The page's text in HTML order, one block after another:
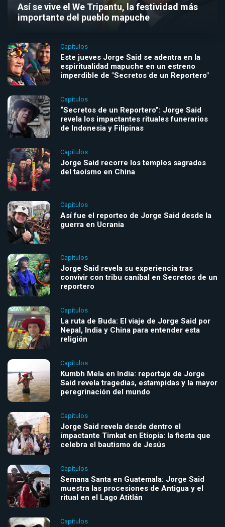
Así se vive el We Tripantu, la festividad más
importante del pueblo mapuche
Capítulos
Este jueves Jorge Said se adentra en la
espiritualidad mapuche en un estreno
imperdible de "Secretos de un Reportero"
Capítulos
“Secretos de un Reportero”: Jorge Said
revela los impactantes rituales funerarios
de Indonesia y Filipinas
Capítulos
Jorge Said recorre los templos sagrados
del taoísmo en China
Capítulos
Así fue el reporteo de Jorge Said desde la
guerra en Ucrania
Capítulos
Jorge Said revela su experiencia tras
convivir con tribu caníbal en Secretos de un
reportero
Capítulos
La ruta de Buda: El viaje de Jorge Said por
Nepal, India y China para entender esta
religión
Capítulos
Kumbh Mela en India: reportaje de Jorge
Said revela tragedias, estampidas y la mayor
peregrinación del mundo
Capítulos
Jorge Said revela desde dentro el
impactante Timkat en Etiopía: la fiesta que
celebra el bautismo de Jesús
Capítulos
Semana Santa en Guatemala: Jorge Said
muestra las procesiones de Antigua y el
ritual en el Lago Atitlán
Capítulos